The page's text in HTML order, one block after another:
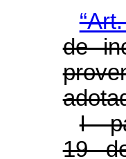
de
I -
19